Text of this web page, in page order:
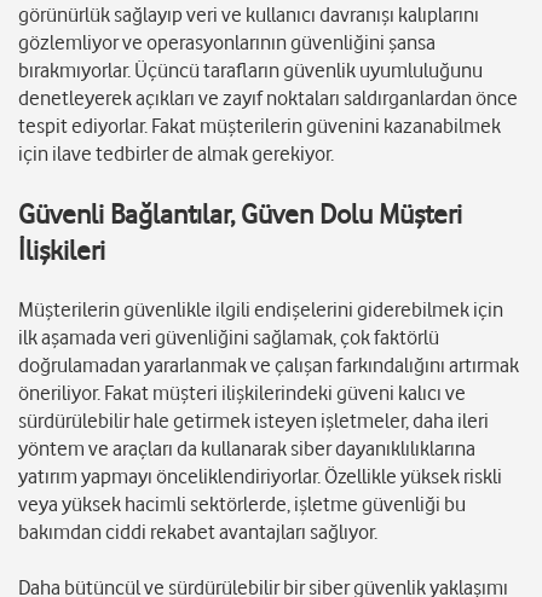
görünürlük sağlayıp veri ve kullanıcı davranışı kalıplarını
gözlemliyor ve operasyonlarının güvenliğini şansa
bırakmıyorlar. Üçüncü tarafların güvenlik uyumluluğunu
denetleyerek açıkları ve zayıf noktaları saldırganlardan önce
tespit ediyorlar. Fakat müşterilerin güvenini kazanabilmek
için ilave tedbirler de almak gerekiyor.
Güvenli Bağlantılar, Güven Dolu Müşteri
İlişkileri
Müşterilerin güvenlikle ilgili endişelerini giderebilmek için
ilk aşamada veri güvenliğini sağlamak, çok faktörlü
doğrulamadan yararlanmak ve çalışan farkındalığını artırmak
öneriliyor. Fakat müşteri ilişkilerindeki güveni kalıcı ve
sürdürülebilir hale getirmek isteyen işletmeler, daha ileri
yöntem ve araçları da kullanarak siber dayanıklılıklarına
yatırım yapmayı önceliklendiriyorlar. Özellikle yüksek riskli
veya yüksek hacimli sektörlerde, işletme güvenliği bu
bakımdan ciddi rekabet avantajları sağlıyor.
Daha bütüncül ve sürdürülebilir bir siber güvenlik yaklaşımı